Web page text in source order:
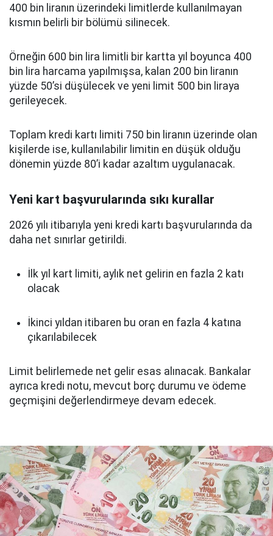
400 bin liranın üzerindeki limitlerde kullanılmayan
kısmın belirli bir bölümü silinecek.
Örneğin 600 bin lira limitli bir kartta yıl boyunca 400
bin lira harcama yapılmışsa, kalan 200 bin liranın
yüzde 50’si düşülecek ve yeni limit 500 bin liraya
gerileyecek.
Toplam kredi kartı limiti 750 bin liranın üzerinde olan
kişilerde ise, kullanılabilir limitin en düşük olduğu
dönemin yüzde 80’i kadar azaltım uygulanacak.
Yeni kart başvurularında sıkı kurallar
2026 yılı itibarıyla yeni kredi kartı başvurularında da
daha net sınırlar getirildi.
İlk yıl kart limiti, aylık net gelirin en fazla 2 katı
olacak
İkinci yıldan itibaren bu oran en fazla 4 katına
çıkarılabilecek
Limit belirlemede net gelir esas alınacak. Bankalar
ayrıca kredi notu, mevcut borç durumu ve ödeme
geçmişini değerlendirmeye devam edecek.